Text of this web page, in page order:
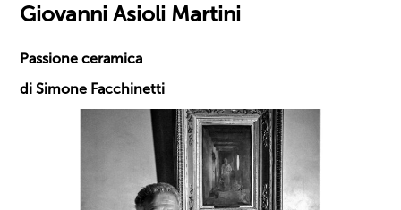
Giovanni Asioli Martini
Passione ceramica
di Simone Facchinetti